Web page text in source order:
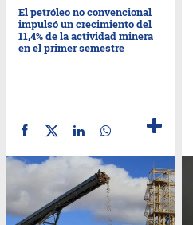
El petróleo no convencional
impulsó un crecimiento del
11,4% de la actividad minera
en el primer semestre